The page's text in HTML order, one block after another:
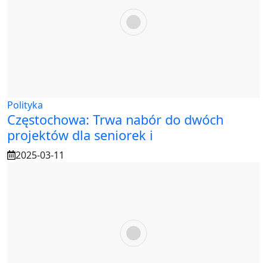
Polityka
Częstochowa: Trwa nabór do dwóch
projektów dla seniorek i
2025-03-11